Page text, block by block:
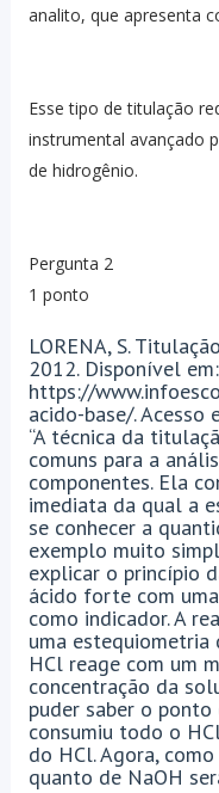
analito, que apresenta
Esse tipo de titulação
instrumental avançado
de hidrogênio.
Pergunta 2
1 ponto
LORENA, S.
2012. Disponível em:
https://
acido-base/. Acesso
“A técnica da
comuns para a
componentes. Ela
imediata da qual a
se conhecer a
exemplo muito
explicar o princípio
ácido forte com
como indicador. A
uma estequiometria
HCl reage com um
concentração da
puder saber o
consumiu todo o
do HCl. Agora,
quanto de NaOH